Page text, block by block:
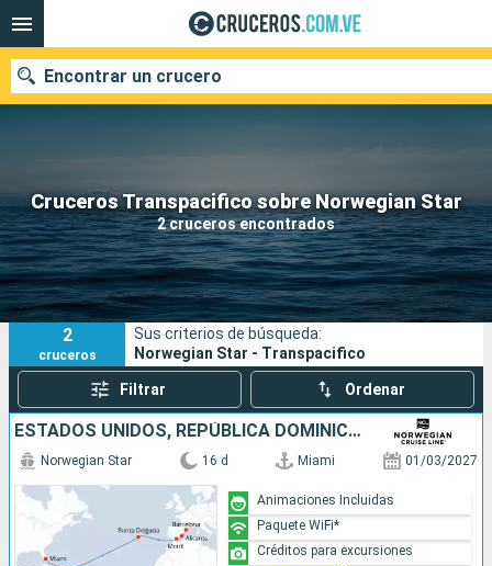
Cruceros Transpacifico sobre Norwegian Star
2 cruceros encontrados
Encontrar un crucero
Nuestros destinos
Fecha de salida
Puertos Compañías
Buscar
2
cruceros
Sus criterios de búsqueda:
Norwegian Star - Transpacifico
Filtrar Ordenar
ESTADOS UNIDOS, REPÚBLICA DOMINICANA, PUERTO RICO, PORTUGAL, ESPAÑA
Norwegian Star 16 d Miami 01/03/2027
Animaciones Incluidas
Paquete WiFi*
Créditos para excursiones